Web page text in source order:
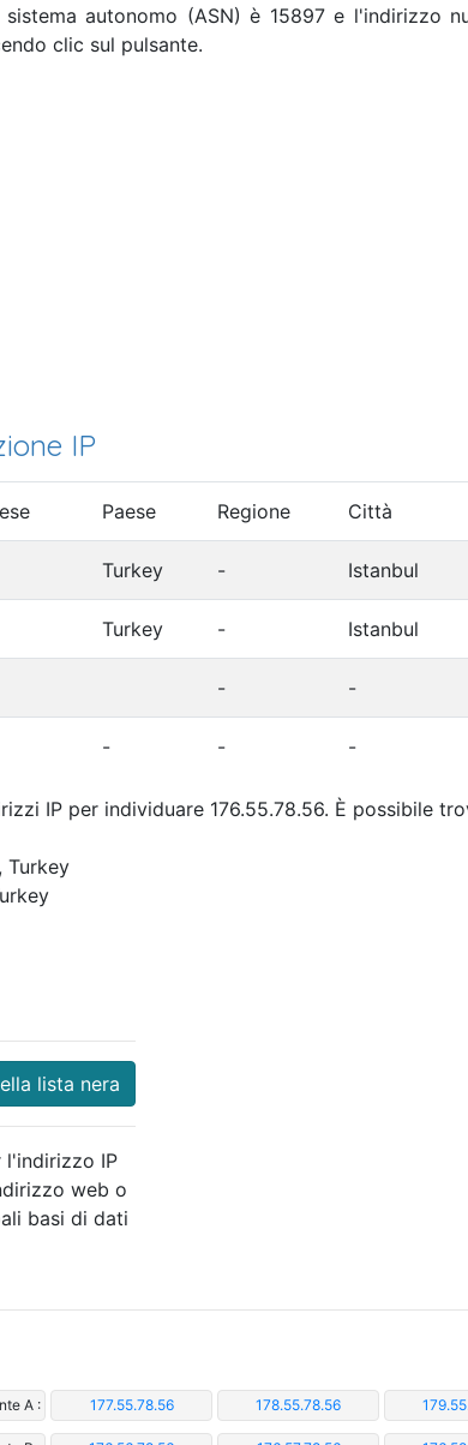
autonomo (ASN) è 15897 e l'indirizzo
clic sul pulsante.
IP
Paese Regione Città
Turkey - Istanbul
Turkey - Istanbul
- -
- - -
IP per individuare 176.55.78.56. È possibile
Turkey
lista nera
l'indirizzo IP
web o
basi di dati
A : 177.55.78.56 178.55.78.56